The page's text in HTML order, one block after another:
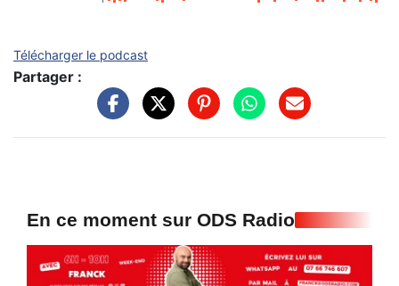
Télécharger le podcast
Partager :
En ce moment sur ODS Radio